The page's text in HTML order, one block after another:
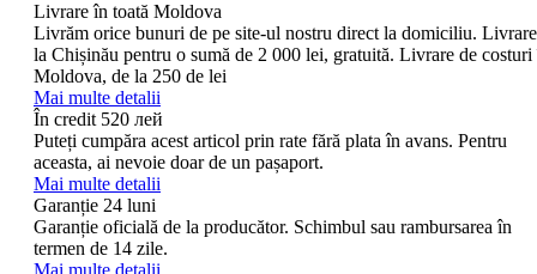
Livrare în toată Moldova
Livrăm orice bunuri de pe site-ul nostru direct la domiciliu. Livrare
la Chișinău pentru o sumă de 2 000 lei, gratuită. Livrare de costuri
Moldova, de la 250 de lei
Mai multe detalii
În credit 520 лей
Puteți cumpăra acest articol prin rate fără plata în avans. Pentru
aceasta, ai nevoie doar de un pașaport.
Mai multe detalii
Garanție 24 luni
Garanție oficială de la producător. Schimbul sau rambursarea în
termen de 14 zile.
Mai multe detalii